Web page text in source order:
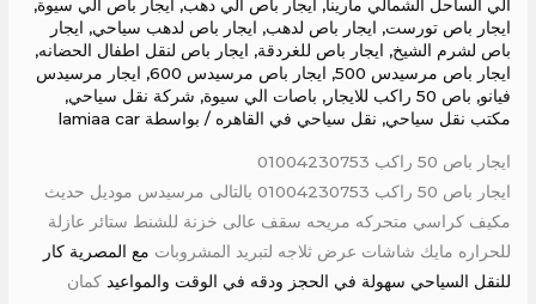
الي الساحل الشمالي مارينا, ايجار باص الي دهب, ايجار باص الي سيوة,
ايجار باص تورست, ايجار باص لدهب, ايجار باص لدهب سياحي, ايجار
باص لشرم الشيخ, ايجار باص للغردقة, ايجار باص لنقل اطفال الحضانه,
ايجار باص مرسيدس 500
, ايجار باص مرسيدس 600 , ايجار مرسيدس
فيانو, باص 50 راكب للايجار , باصات الي سيوة, شركة نقل سياحي,
مكتب نقل سياحي, نقل سياحي في القاهره / بواسطة lamiaa car
ايجار باص 50 راكب 01004230753
ايجار باص 50 راكب 01004230753 بالتالى مرسيدس موديل حديث
مكيف كراسي متحركه مريحه سقف عالى خزنة للشنط ستائر عازلة
للحراره مايك شاشات عرض ثلاجه لتبريد المشروبات مع المصرية كار
للنقل السياحي سهولة في الحجز ودقه في الوقت والمواعيد كمان